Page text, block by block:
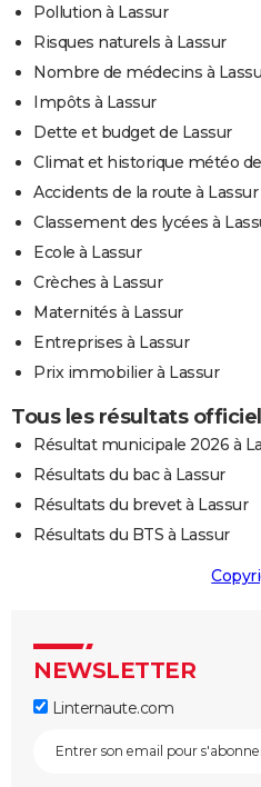
Pollution à Lassur
Risques naturels à Lassur
Nombre de médecins à
Impôts à Lassur
Dette et budget de Lassur
Climat et historique météo
Accidents de la route à Lassur
Classement des lycées à
Ecole à Lassur
Crèches à Lassur
Maternités à Lassur
Entreprises à Lassur
Prix immobilier à Lassur
Tous les résultats
Résultat municipale 2026 à
Résultats du bac à Lassur
Résultats du brevet à Lassur
Résultats du BTS à Lassur
NEWSLETTER
Linternaute.com